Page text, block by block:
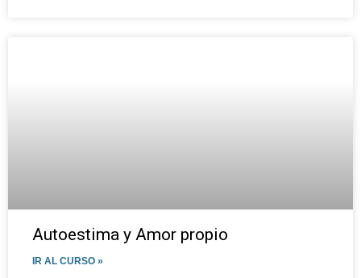
Autoestima y Amor propio
IR AL CURSO »